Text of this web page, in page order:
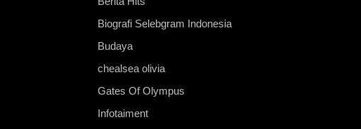
Biografi Selebgram Indonesia
Budaya
chealsea olivia
Gates Of Olympus
Infotaiment